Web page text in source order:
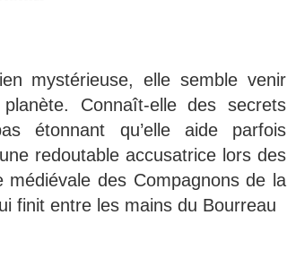
mystérieuse, elle semble venir
Connaît-elle des secrets
étonnant qu’elle aide parfois
redoutable accusatrice lors des
des Compagnons de la
finit entre les mains du Bourreau